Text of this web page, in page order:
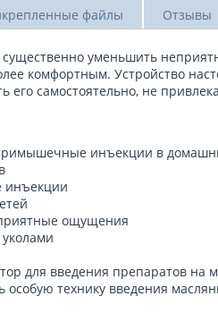
файлы Отзывы
существенно уменьшить
комфортным. Устройство
его самостоятельно, не
инъекции в
инъекции
ощущения
для введения препаратов на
особую технику введения